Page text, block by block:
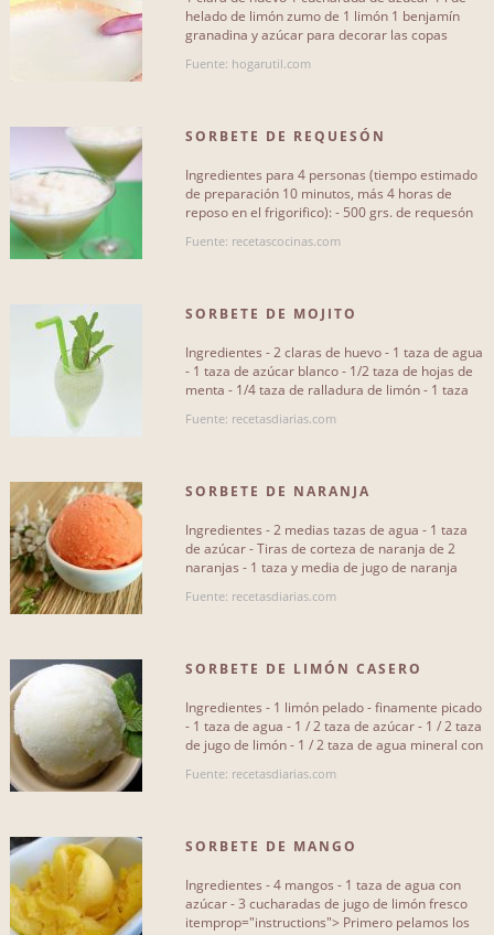
Vegetariano 0
Con carne
Con fruta
Con legumbres 0
Con pasta
Con res
Con cerdo 0
Con carne molida
DIFICULTAD
Fácil
Media
Difícil 160
mis-recetas
recetasdecocina 26
helado de limón zumo de 1 limón 1 benjamín
granadina y azúcar para decorar las copas
Fuente: hogarutil.com
SORBETE DE REQUESÓN
Ingredientes para 4 personas (tiempo estimado
de preparación 10 minutos, más 4 horas de
reposo en el frigorifico): - 500 grs. de requesón
Fuente: recetascocinas.com
SORBETE DE MOJITO
Ingredientes - 2 claras de huevo - 1 taza de agua
- 1 taza de azúcar blanco - 1/2 taza de hojas de
menta - 1/4 taza de ralladura de limón - 1 taza
Fuente: recetasdiarias.com
SORBETE DE NARANJA
Ingredientes - 2 medias tazas de agua - 1 taza
de azúcar - Tiras de corteza de naranja de 2
naranjas - 1 taza y media de jugo de naranja
Fuente: recetasdiarias.com
SORBETE DE LIMÓN CASERO
Ingredientes - 1 limón pelado - finamente picado
- 1 taza de agua - 1 / 2 taza de azúcar - 1 / 2 taza
de jugo de limón - 1 / 2 taza de agua mineral con
Fuente: recetasdiarias.com
SORBETE DE MANGO
Ingredientes - 4 mangos - 1 taza de agua con
azúcar - 3 cucharadas de jugo de limón fresco
itemprop="instructions"> Primero pelamos los